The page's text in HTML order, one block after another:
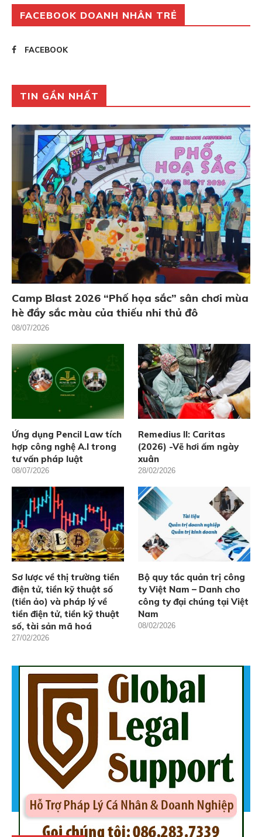
FACEBOOK DOANH NHÂN TRẺ
FACEBOOK
TIN GẦN NHẤT
Camp Blast 2026 “Phố họa sắc” sân chơi mùa
hè đầy sắc màu của thiếu nhi thủ đô
08/07/2026
Ứng dụng Pencil Law tích
hợp công nghệ A.I trong
tư vấn pháp luật
08/07/2026
Remedius II: Caritas
(2026) -Vẽ hơi ấm ngày
xuân
28/02/2026
Sơ lược về thị trường tiền
điện tử, tiền kỹ thuật số
(tiền ảo) và pháp lý về
tiền điện tử, tiền kỹ thuật
số, tài sản mã hoá
27/02/2026
Bộ quy tắc quản trị công
ty Việt Nam – Danh cho
công ty đại chúng tại Việt
Nam
08/02/2026